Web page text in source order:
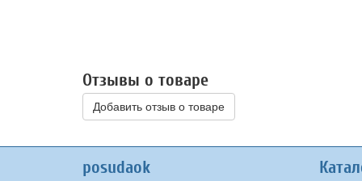
Отзывы о товаре
Добавить отзыв о товаре
posudaok